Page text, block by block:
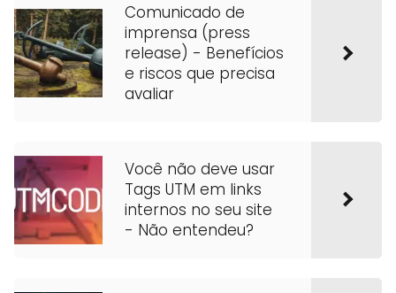
Comunicado de
imprensa (press
release) - Benefícios
e riscos que precisa
avaliar
Você não deve usar
Tags UTM em links
internos no seu site
- Não entendeu?